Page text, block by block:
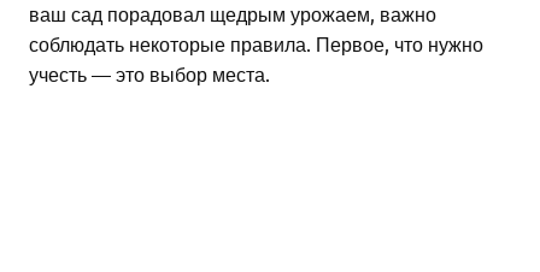
ваш сад порадовал щедрым урожаем, важно
соблюдать некоторые правила. Первое, что нужно
учесть — это выбор места.